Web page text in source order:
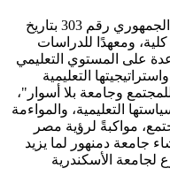
تأسست جامعة دمنهور بمقتضى القرار الجمهوري رقم 303 بتاريخ
26-10-2010، هذا وتضم الجامعة عدد 12 كلية، ومعهدًا للدراسات
عدة على المستوي التعليمي
التعليمية
وجامعة بلا أسوار"،
التعليمية، والمواءمة
مواكبةً لرؤية مصر
جامعة دمنهور لما يزيد
لجامعة الأسكندرية